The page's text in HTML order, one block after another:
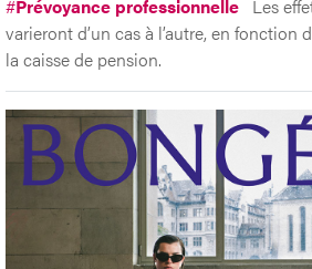
#Prévoyance professionnelle Les
varieront d’un cas à l’autre, en fonction
la caisse de pension.